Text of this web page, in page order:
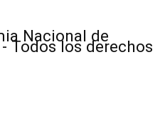
Nacional de
Todos los derechos